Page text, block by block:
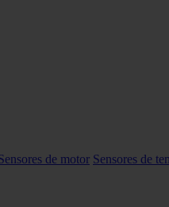
de motor Sensores de